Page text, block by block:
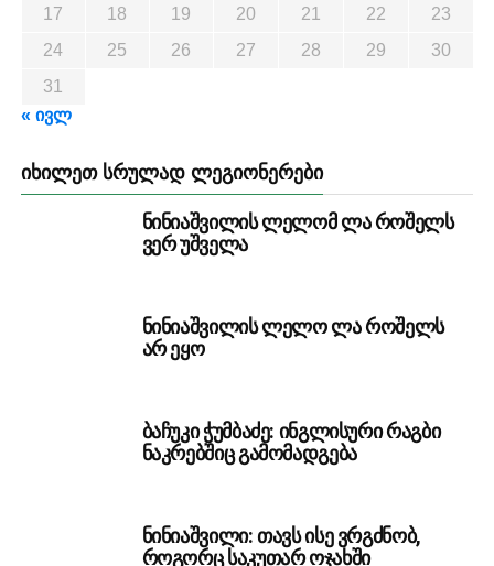
17
18 19 20 21 22
23
24
25 26 27 28 29
30
31
« ივლ
ᲘᲮᲘᲚᲔᲗ ᲡᲠᲣᲚᲐᲓ ᲚᲔᲒᲘᲝᲜᲔᲠᲔᲑᲘ
ნინიაშვილის ლელომ ლა როშელს
ვერ უშველა
ნინიაშვილის ლელო ლა როშელს
არ ეყო
ბაჩუკი ჭუმბაძე: ინგლისური რაგბი
ნაკრებშიც გამომადგება
ნინიაშვილი: თავს ისე ვრგძნობ,
როგორც საკუთარ ოჯახში